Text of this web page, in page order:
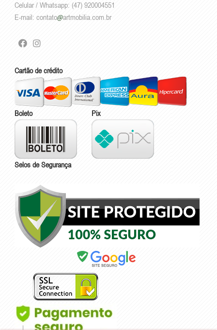
Celular / Whatsapp: (47) 920004551
E-mail: contato artmobilia.com.br
Cartão de crédito
Boleto Pix
Selos de Segurança